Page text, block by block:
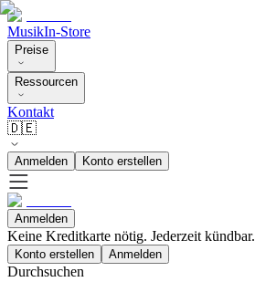
MusikIn-Store
Preise
Ressourcen
Kontakt
🇩🇪
Anmelden Konto erstellen
Anmelden
Keine Kreditkarte nötig. Jederzeit kündbar.
Konto erstellen Anmelden
Durchsuchen